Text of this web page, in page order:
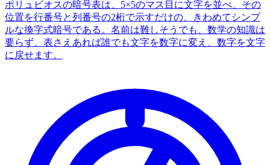
ポリュビオスの暗号表は、5×5のマス目に文字を並べ、その
位置を行番号と列番号の2桁で示すだけの、きわめてシンプ
ルな換字式暗号である。名前は難しそうでも、数学の知識は
要らず、表さえあれば誰でも文字を数字に変え、数字を文字
に戻せます。